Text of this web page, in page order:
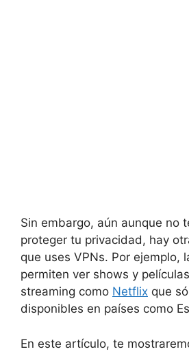
Sin embargo, aún aunque no
proteger tu privacidad, hay
que uses VPNs. Por ejemplo,
permiten ver shows y
streaming como Netflix que
disponibles en países como
En este artículo, te